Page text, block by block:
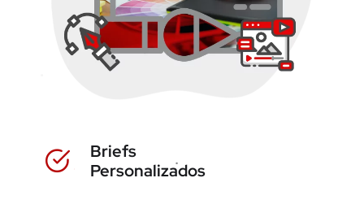
Briefs
Personalizados